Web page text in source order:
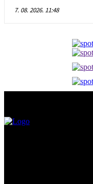
7. 08. 2026. 11:48